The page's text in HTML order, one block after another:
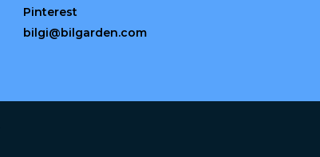
Pinterest
bilgi@bilgarden.com